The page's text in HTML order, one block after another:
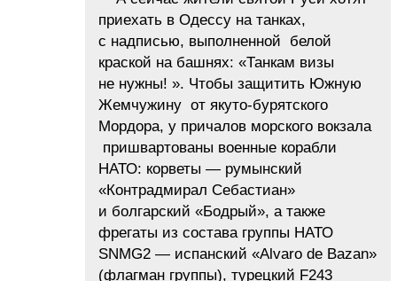
приехать в Одессу на танках,
с надписью, выполненной белой
краской на башнях: «Танкам визы
не нужны! ». Чтобы защитить Южную
Жемчужину от якуто-бурятского
Мордора, у причалов морского вокзала
пришвартованы военные корабли
НАТО: корветы — румынский
«Контрадмирал Себастиан»
и болгарский «Бодрый», а также
фрегаты из состава группы НАТО
SNMG2 — испанский «Alvaro de Bazan»
(флагман группы), турецкий F243